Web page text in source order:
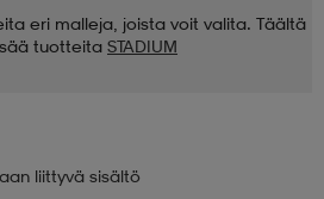
eri malleja, joista voit valita. Täältä
tuotteita STADIUM
liittyvä sisältö